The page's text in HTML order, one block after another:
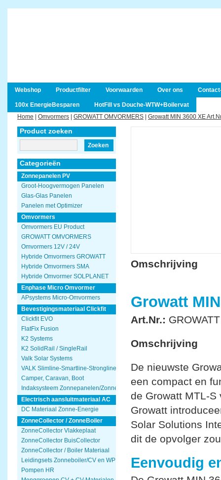
Webshop Productfilter Voorwaarden Over ons
100x EnergieBesparen
HotFill vs Douche-WTW+Boilervat
Home
Omvormers GROWATT OMVORMERS Growatt MIN 3600 XE
Product zoeken
Zoeken
Categorieën
Zonnepanelen PV
Groot-Hoogvermogen Panelen
Glas-Glas Panelen
Panelen met Optimizer
Omvormers
Omvormers EU Product
GROWATT OMVORMERS
Omvormers 12V / 24V
Hybride Omvormers GROWATT
Hybride Omvormers SMA
Hybride Omvormer SOLPLANET
Enphase Micro Omvormer
APsystems Micro-Omvormers
Bevestigingsmateriaal Clickfit
Clickfit EVO
FlatFix Fusion
K2 Systems
K2 SolidRail / SingleRail
Valk Solar Systems
VALK Slimline-Smartline-Strongline
Camper, Caravan, Boot
Indaksysteem Zonnepanelen/Zonnecollector
Electrisch aansluitmateriaal AC
DC Materiaal Zonne-Energie
ZonneCollector / ZonneBoiler
ZonneCollector Vlakkeplaat
ZonneCollector BuisCollector
ZonneCollector / Boiler Materiaal
Leidingsets Zonneboiler/CV en WP
Pompen HR
Omschrijving
Growatt
Art.Nr.:
Omschrijving
De nieuwste
een compact en
de Growatt MTL-
Growatt
Solar Solutions
dit de opvolger
Eenvoudig